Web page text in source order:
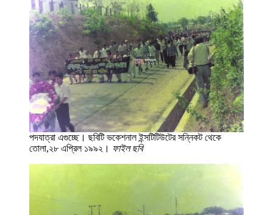
পদযাত্রা এগুচ্ছে। ছবিটি ভকেশনাল ইন্সটিটিউটের সন্নিকট থেকে
তোলা,২৮ এপ্রিল ১৯৯২। ফাইল ছবি